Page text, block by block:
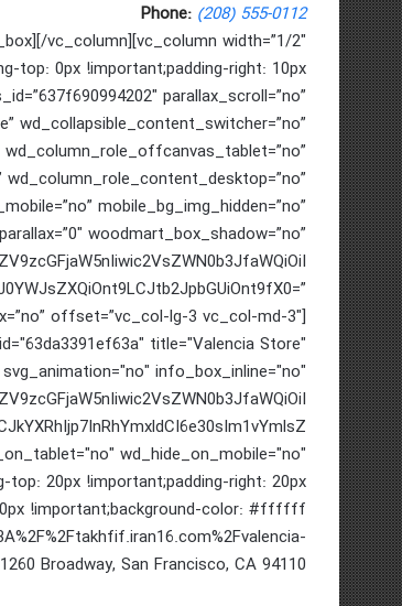
Phone: (208) 555-0112
vc_column][vc_column width=”1/2″
top: 0px !important;padding-right: 10px
parallax_scroll=”no”
wd_collapsible_content_switcher=”no”
mobile_bg_img_hidden=”no”
woodmart_box_shadow=”no”
offset=”vc_col-lg-3 vc_col-md-3″]
title="Valencia Store"
svg_animation="no" info_box_inline="no"
wd_hide_on_mobile="no"
20px !important;padding-right: 20px
!important;background-color: #ffffff
Broadway, San Francisco, CA 94110